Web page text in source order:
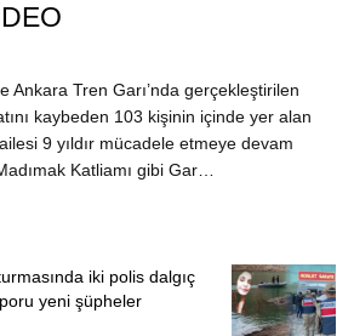
Ankara Tren Garı’nda gerçekleştirilen
kaybeden 103 kişinin içinde yer alan
9 yıldır mücadele etmeye devam
Katliamı gibi Gar…
iki polis dalgıç
yeni şüpheler